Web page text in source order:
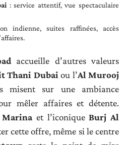
: service attentif, vue spectaculaire
indienne, suites raffinées, accès
accueille d’autres valeurs
Thani Dubaiou l’Al Murooj
misent sur une ambiance
mêler affaires et détente.
et l’iconiqueBurj Al
cette offre, même si le centre